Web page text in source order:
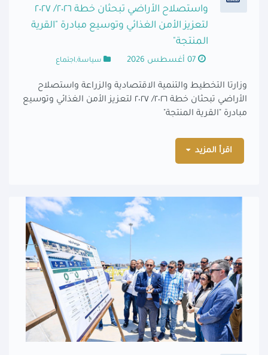
واستصلاح الأراضي تبحثان خطة ٢٠٢٦/ ٢٠٢٧
لتعزيز الأمن الغذائي وتوسيع مبادرة "القرية
المنتجة"
07 أغسطس 2026 سياسة,اجتماع
وزارتا التخطيط والتنمية الاقتصادية والزراعة واستصلاح
الأراضي تبحثان خطة ٢٠٢٦/ ٢٠٢٧ لتعزيز الأمن الغذائي وتوسيع
مبادرة "القرية المنتجة"
اقرأ المزيد